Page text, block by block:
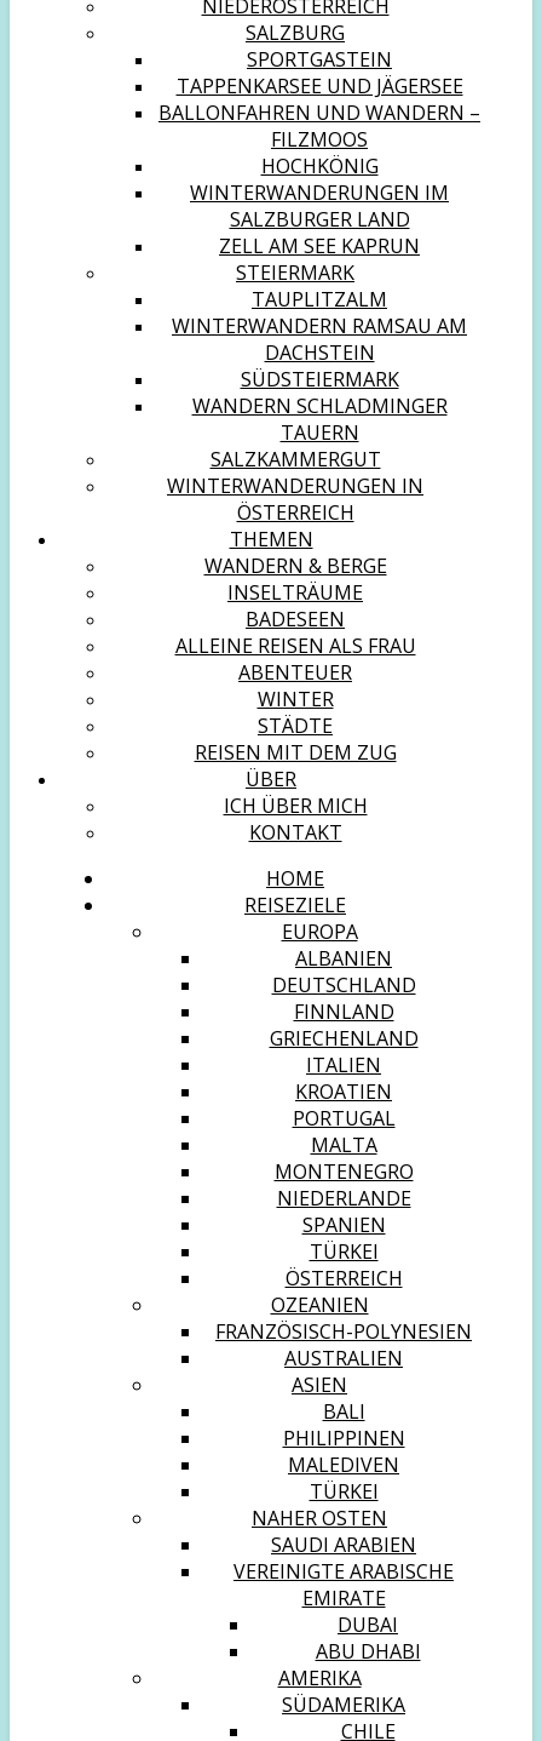
NIEDERÖSTERREICH
SALZBURG
SPORTGASTEIN
TAPPENKARSEE UND JÄGERSEE
BALLONFAHREN UND WANDERN –
FILZMOOS
HOCHKÖNIG
WINTERWANDERUNGEN IM
SALZBURGER LAND
ZELL AM SEE KAPRUN
STEIERMARK
TAUPLITZALM
WINTERWANDERN RAMSAU AM
DACHSTEIN
SÜDSTEIERMARK
WANDERN SCHLADMINGER
TAUERN
SALZKAMMERGUT
WINTERWANDERUNGEN IN
ÖSTERREICH
THEMEN
WANDERN & BERGE
INSELTRÄUME
BADESEEN
ALLEINE REISEN ALS FRAU
ABENTEUER
WINTER
STÄDTE
REISEN MIT DEM ZUG
ÜBER
ICH ÜBER MICH
KONTAKT
HOME
REISEZIELE
EUROPA
ALBANIEN
DEUTSCHLAND
FINNLAND
GRIECHENLAND
ITALIEN
KROATIEN
PORTUGAL
MALTA
MONTENEGRO
NIEDERLANDE
SPANIEN
TÜRKEI
ÖSTERREICH
OZEANIEN
FRANZÖSISCH-POLYNESIEN
AUSTRALIEN
ASIEN
BALI
PHILIPPINEN
MALEDIVEN
TÜRKEI
NAHER OSTEN
SAUDI ARABIEN
VEREINIGTE ARABISCHE
EMIRATE
DUBAI
ABU DHABI
AMERIKA
SÜDAMERIKA
CHILE